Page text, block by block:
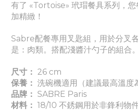
有了 «Tortoise» 玳瑁餐具系列，
加精緻！
Sabre配餐專用叉匙組，用於分叉
是：肉類。搭配淺醬汁勺子的組合。
尺寸： 26 cm
保養： 洗碗機適用（建議最高溫度
品牌： SABRE Paris
材料： 18/10 不銹鋼用於非鋒利物